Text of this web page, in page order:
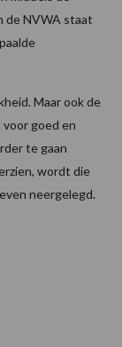
de NVWA staat
Maar ook de
goed en
te gaan
wordt die
neergelegd.